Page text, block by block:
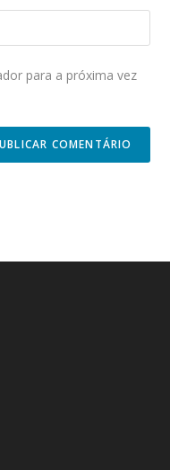
para a próxima vez